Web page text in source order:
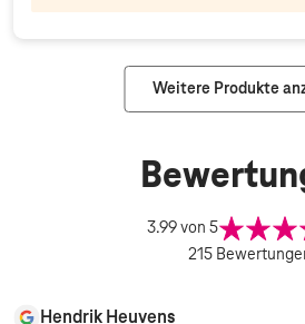
Weitere Produkte
3.99von 5
215
Hendrik Heuvens